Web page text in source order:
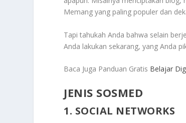
Memang yang paling populer dan
Tapi tahukah Anda bahwa selain
Anda lakukan sekarang, yang Anda
Baca Juga Panduan Gratis Belajar
JENIS SOSMED
1. SOCIAL NETWORKS